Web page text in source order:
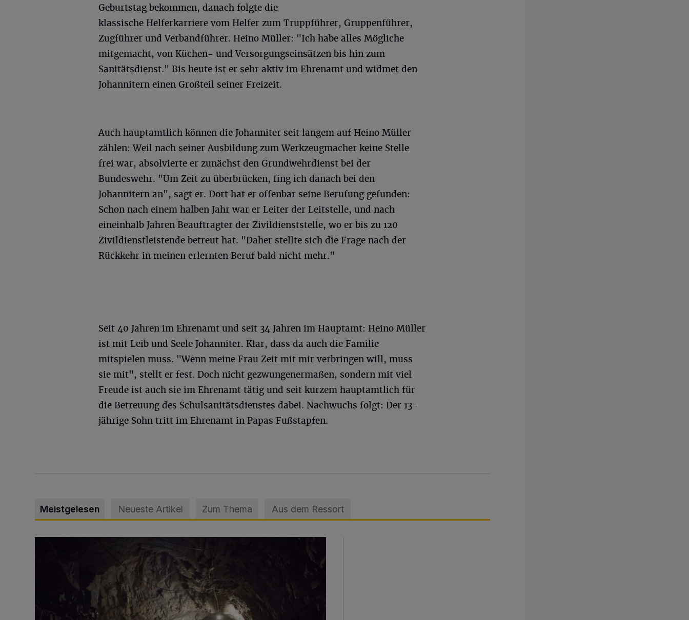
Geburtstag bekommen, danach folgte die
klassische Helferkarriere vom Helfer zum Truppführer, Gruppenführer,
Zugführer und Verbandführer. Heino Müller: "Ich habe alles Mögliche
mitgemacht, von Küchen- und Versorgungseinsätzen bis hin zum
Sanitätsdienst." Bis heute ist er sehr aktiv im Ehrenamt und widmet den
Johannitern einen Großteil seiner Freizeit.
Auch hauptamtlich können die Johanniter seit langem auf Heino Müller
zählen: Weil nach seiner Ausbildung zum Werkzeugmacher keine Stelle
frei war, absolvierte er zunächst den Grundwehrdienst bei der
Bundeswehr. "Um Zeit zu überbrücken, fing ich danach bei den
Johannitern an", sagt er. Dort hat er offenbar seine Berufung gefunden:
Schon nach einem halben Jahr war er Leiter der Leitstelle, und nach
eineinhalb Jahren Beauftragter der Zivildienststelle, wo er bis zu 120
Zivildienstleistende betreut hat. "Daher stellte sich die Frage nach der
Rückkehr in meinen erlernten Beruf bald nicht mehr."
Seit 40 Jahren im Ehrenamt und seit 34 Jahren im Hauptamt: Heino Müller
ist mit Leib und Seele Johanniter. Klar, dass da auch die Familie
mitspielen muss. "Wenn meine Frau Zeit mit mir verbringen will, muss
sie mit", stellt er fest. Doch nicht gezwungenermaßen, sondern mit viel
Freude ist auch sie im Ehrenamt tätig und seit kurzem hauptamtlich für
die Betreuung des Schulsanitätsdienstes dabei. Nachwuchs folgt: Der 13-
jährige Sohn tritt im Ehrenamt in Papas Fußstapfen.
Meistgelesen Neueste Artikel Zum Thema Aus dem Ressort